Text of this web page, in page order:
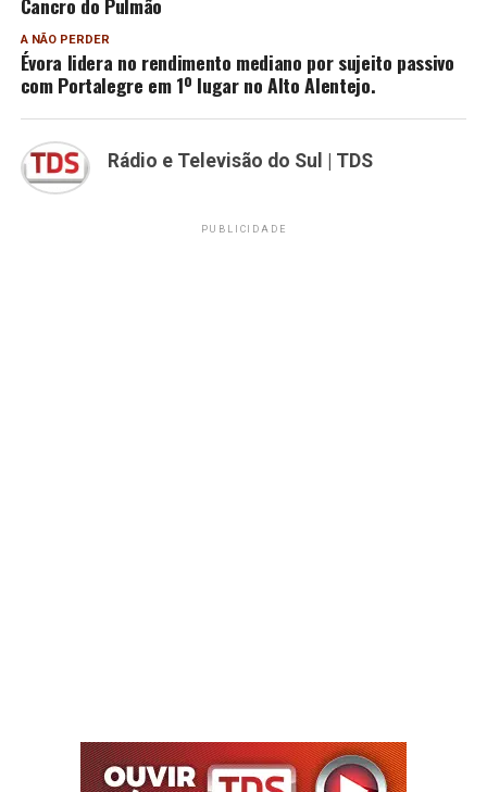
Cancro do Pulmão
A NÃO PERDER
Évora lidera no rendimento mediano por sujeito passivo
com Portalegre em 1º lugar no Alto Alentejo.
Rádio e Televisão do Sul | TDS
PUBLICIDADE